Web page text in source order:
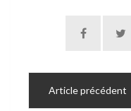
Article précédent